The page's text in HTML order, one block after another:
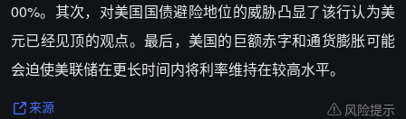
00%。其次，对美国国债避险地位的威胁凸显了该行认为美
元已经见顶的观点。最后，美国的巨额赤字和通货膨胀可能
会迫使美联储在更长时间内将利率维持在较高水平。
来源 风险提示